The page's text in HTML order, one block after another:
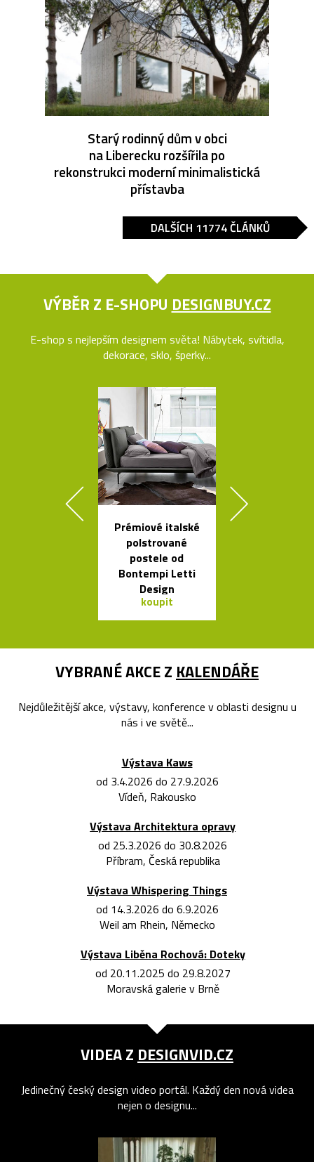
Starý rodinný dům v obci
na Liberecku rozšířila po
rekonstrukci moderní minimalistická
přístavba
DALŠÍCH 11774 ČLÁNKŮ
VÝBĚR Z E-SHOPU DESIGNBUY.CZ
E-shop s nejlepším designem světa! Nábytek, svítidla,
dekorace, sklo, šperky...
Prémiové italské
polstrované
postele od
Bontempi Letti
Design
koupit
VYBRANÉ AKCE Z KALENDÁŘE
Nejdůležitější akce, výstavy, konference v oblasti designu u
nás i ve světě...
Výstava Kaws
od 3.4.2026 do 27.9.2026
Vídeň, Rakousko
Výstava Architektura opravy
od 25.3.2026 do 30.8.2026
Příbram, Česká republika
Výstava Whispering Things
od 14.3.2026 do 6.9.2026
Weil am Rhein, Německo
Výstava Liběna Rochová: Doteky
od 20.11.2025 do 29.8.2027
Moravská galerie v Brně
VIDEA Z DESIGNVID.CZ
Jedinečný český design video portál. Každý den nová videa
nejen o designu...